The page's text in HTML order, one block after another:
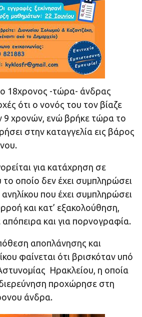
ο 18χρονος -τώρα- άνδρας
ότι ο νονός του τον βίαζε
9 χρονών, ενώ βρήκε τώρα το
στην καταγγελία εις βάρος
για κατάχρηση σε
το οποίο δεν έχει συμπληρώσει
που έχει συμπληρώσει
και κατ’ εξακολούθηση,
απόπειρα και για πορνογραφία.
αποπλάνησης και
φαίνεται ότι βρισκόταν υπό
Ηρακλείου, η οποία
προχώρησε στη
άνδρα.